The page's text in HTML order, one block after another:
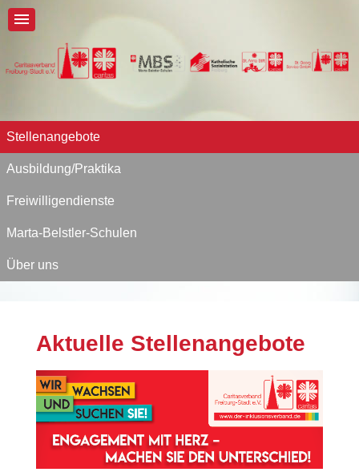
Stellenangebote
Ausbildung/Praktika
Freiwilligendienste
Marta-Belstler-Schulen
Über uns
Aktuelle Stellenangebote